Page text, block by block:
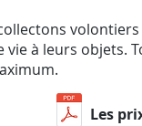
à leurs objets.
Les